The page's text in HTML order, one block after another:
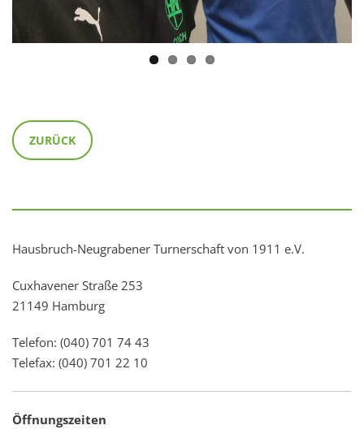
ZURÜCK
Hausbruch-Neugrabener Turnerschaft von 1911 e.V.
Cuxhavener Straße 253
21149 Hamburg
Telefon: (040) 701 74 43
Telefax: (040) 701 22 10
Öffnungszeiten